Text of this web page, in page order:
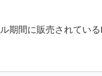
期間に販売されてい